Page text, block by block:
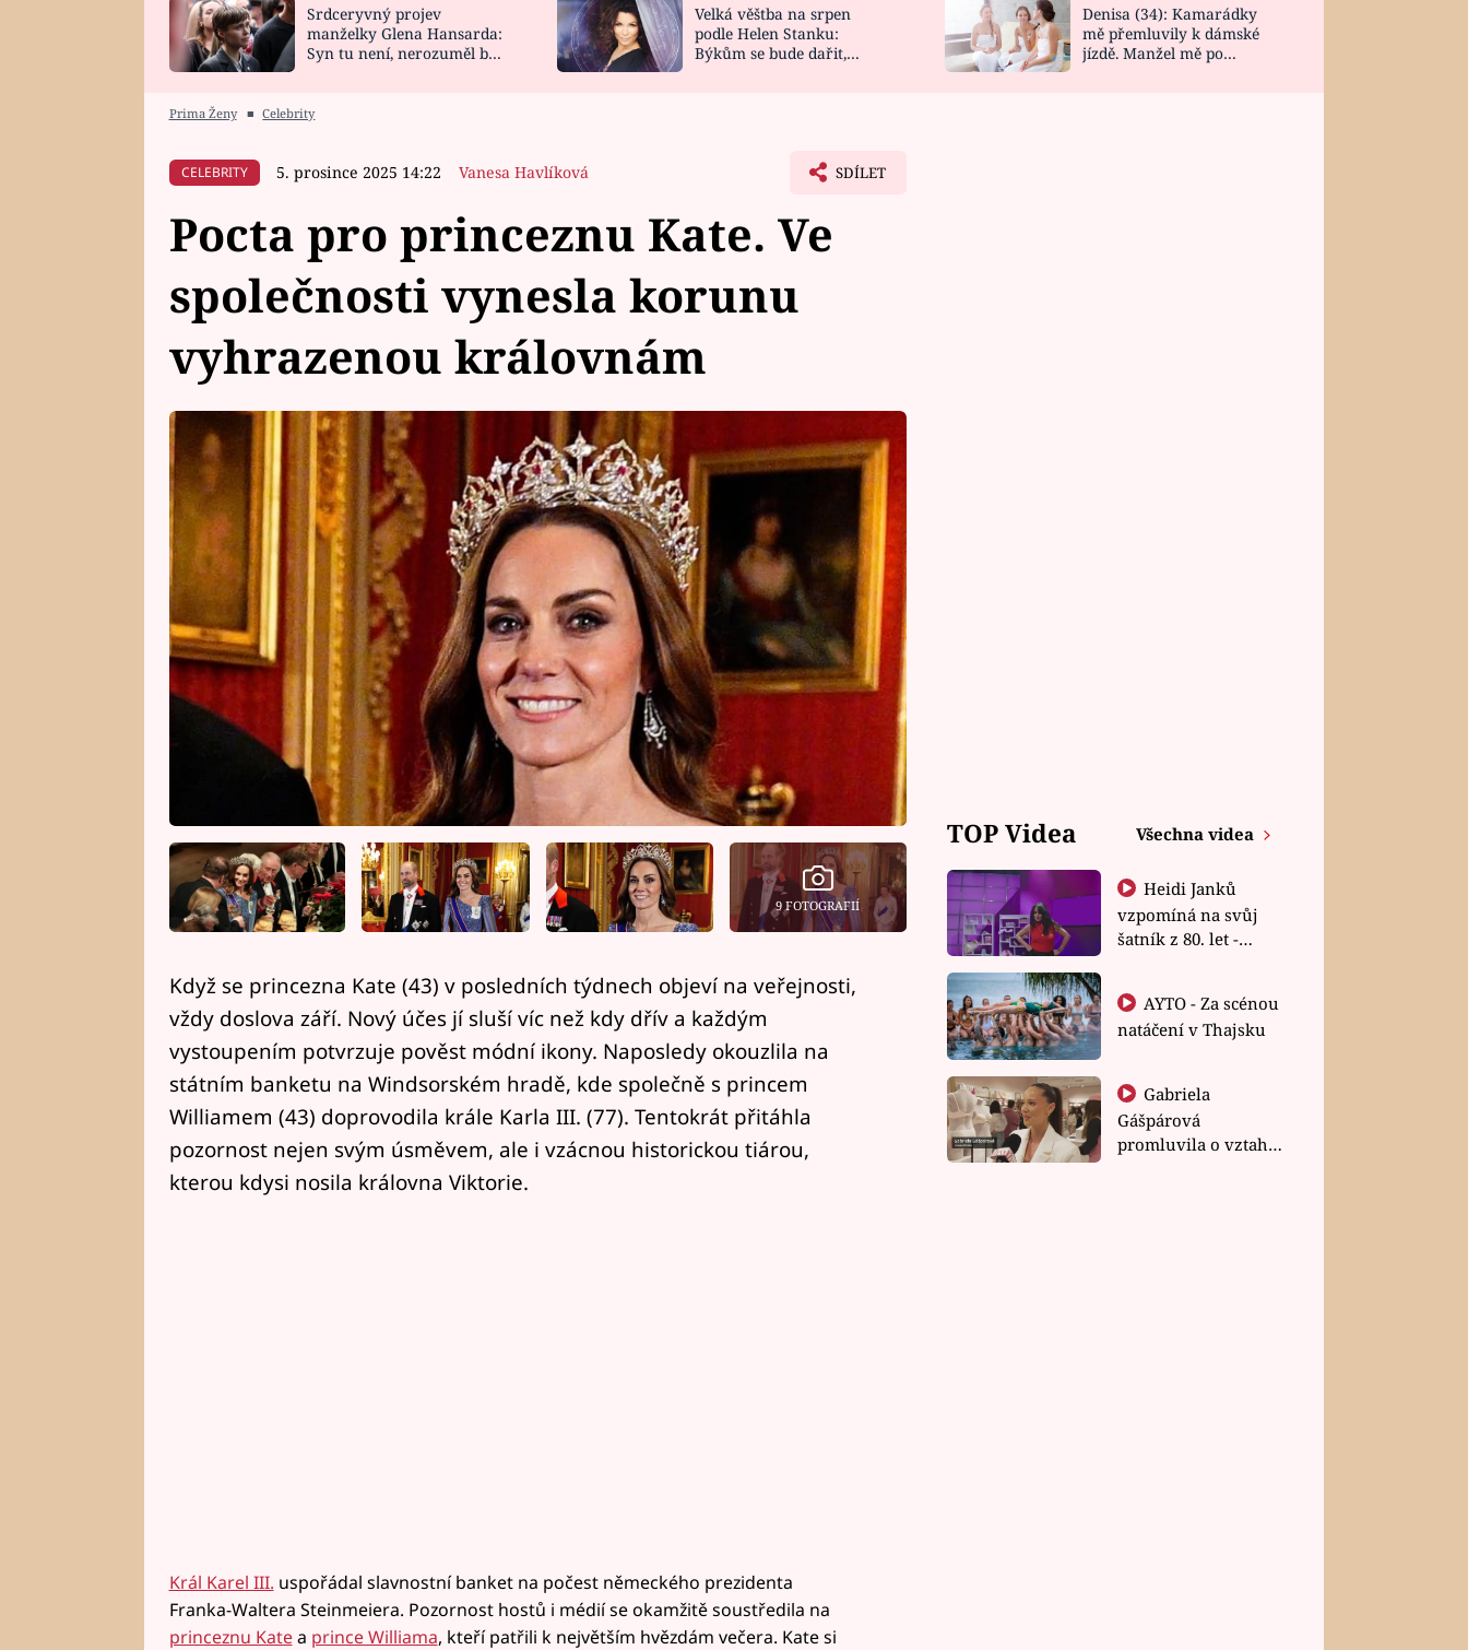
HOROSKOP NA
CELEBRITY
VAŘENÍ
NOVINKY
VIDEORECEPTY
DESIGN
Srdceryvný projev
manželky Glena Hansarda:
Syn tu není, nerozuměl by
Velká věštba na srpen
podle Helen Stanku:
Býkům se bude dařit,
Denisa (34): Kamarádky
mě přemluvily k dámské
jízdě. Manžel mě po
Prima Ženy ■ Celebrity
CELEBRITY 5. prosince 2025 14:22 Vanesa Havlíková SDÍLET
Pocta pro princeznu Kate. Ve
společnosti vynesla korunu
vyhrazenou královnám
9 FOTOGRAFIÍ
Když se princezna Kate (43) v posledních týdnech objeví na veřejnosti,
vždy doslova září. Nový účes jí sluší víc než kdy dřív a každým
vystoupením potvrzuje pověst módní ikony. Naposledy okouzlila na
státním banketu na Windsorském hradě, kde společně s princem
Williamem (43) doprovodila krále Karla III. (77). Tentokrát přitáhla
pozornost nejen svým úsměvem, ale i vzácnou historickou tiárou,
kterou kdysi nosila královna Viktorie.
Král Karel III. uspořádal slavnostní banket na počest německého prezidenta
Franka-Waltera Steinmeiera. Pozornost hostů i médií se okamžitě soustředila na
princeznu Katea prince Williama, kteří patřili k největším hvězdám večera. Kate si
TOP Videa Všechna videa
Heidi Janků
vzpomíná na svůj
šatník z 80. let -
natáčení v Thajsku
Gabriela
Gášpárová
promluvila o vztahu